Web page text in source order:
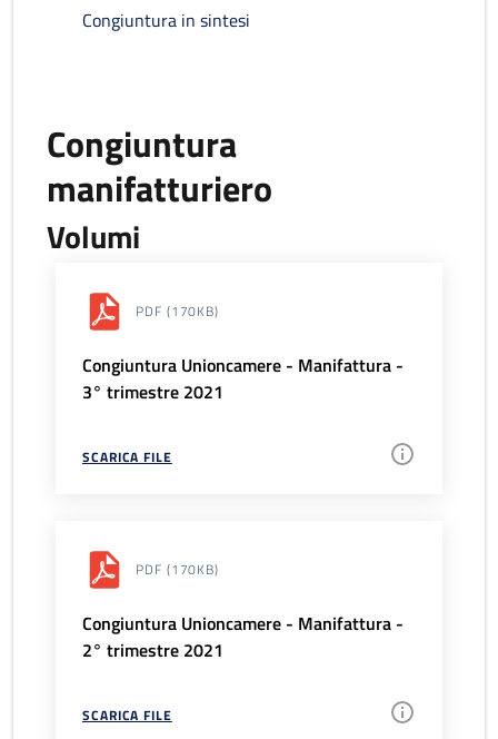
Congiuntura in sintesi
Congiuntura
manifatturiero
Volumi
PDF (170KB)
Congiuntura Unioncamere - Manifattura -
3° trimestre 2021
SCARICA FILE
PDF (170KB)
Congiuntura Unioncamere - Manifattura -
2° trimestre 2021
SCARICA FILE